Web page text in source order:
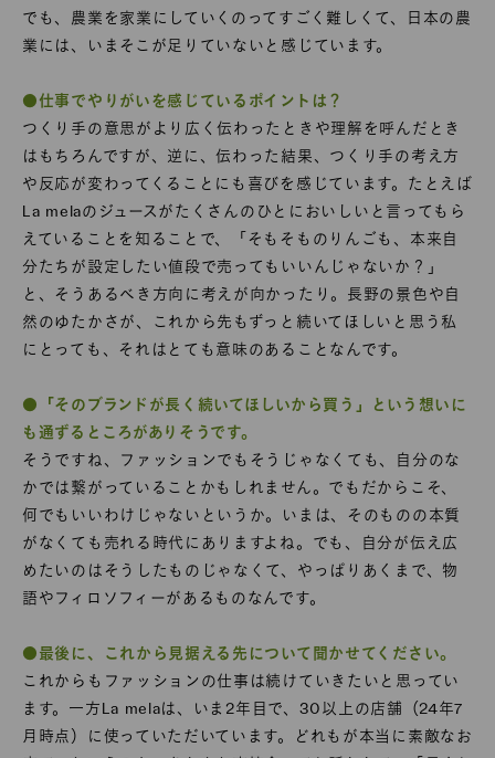
でも、農業を家業にしていくのってすごく難しくて、日本の農
業には、いまそこが足りていないと感じています。
●仕事でやりがいを感じているポイントは？
つくり手の意思がより広く伝わったときや理解を呼んだとき
はもちろんですが、逆に、伝わった結果、つくり手の考え方
や反応が変わってくることにも喜びを感じています。たとえば
La melaのジュースがたくさんのひとにおいしいと言ってもら
えていることを知ることで、「そもそものりんごも、本来自
分たちが設定したい値段で売ってもいいんじゃないか？」
と、そうあるべき方向に考えが向かったり。長野の景色や自
然のゆたかさが、これから先もずっと続いてほしいと思う私
にとっても、それはとても意味のあることなんです。
●「そのブランドが長く続いてほしいから買う」という想いに
も通ずるところがありそうです。
そうですね、ファッションでもそうじゃなくても、自分のな
かでは繋がっていることかもしれません。でもだからこそ、
何でもいいわけじゃないというか。いまは、そのものの本質
がなくても売れる時代にありますよね。でも、自分が伝え広
めたいのはそうしたものじゃなくて、やっぱりあくまで、物
語やフィロソフィーがあるものなんです。
●最後に、これから見据える先について聞かせてください。
これからもファッションの仕事は続けていきたいと思ってい
ます。一方La melaは、いま2年目で、30以上の店舗（24年7
月時点）に使っていただいています。どれもが本当に素敵なお